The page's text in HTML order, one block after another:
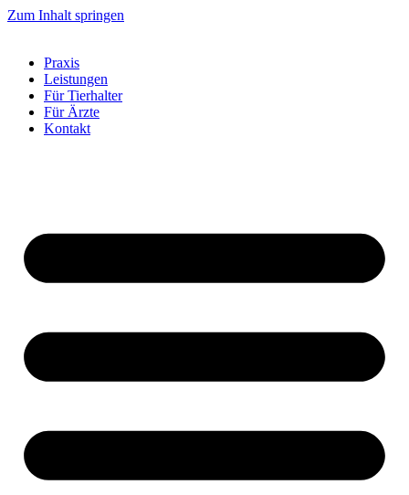
Zum Inhalt springen
Praxis
Leistungen
Für Tierhalter
Für Ärzte
Kontakt